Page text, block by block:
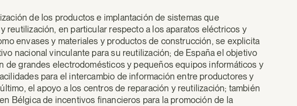
de los productos e implantación de sistemas que
reutilización, en particular respecto a los aparatos eléctricos y
envases y materiales y productos de construcción, se explicita
nacional vinculante para su reutilización; de España el objetivo
de grandes electrodomésticos y pequeños equipos informáticos y
para el intercambio de información entre productores y
el apoyo a los centros de reparación y reutilización; también
Bélgica de incentivos financieros para la promoción de la